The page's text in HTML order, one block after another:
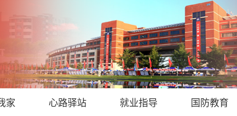
家 心路驿站 就业指导 国防教育